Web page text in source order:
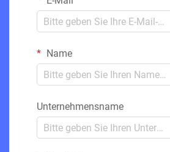
Name
Unternehmensname